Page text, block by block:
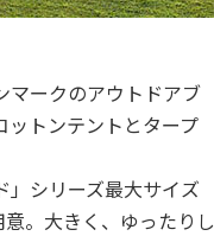
マークのアウトドアブ
ットンテントとタープ
」シリーズ最大サイズ
。大きく、ゆったりし